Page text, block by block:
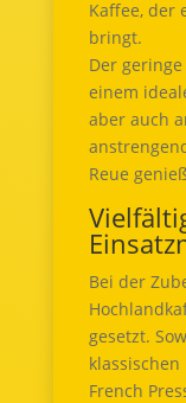
Kaffee, der
bringt.
Der
einem
aber auch
Reue
Bei der
gesetzt.
French